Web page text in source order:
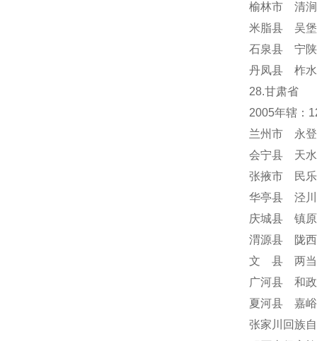
榆林市 清
米脂县 吴
石泉县 宁
丹凤县 柞
28.甘肃省
2005年辖：
兰州市 永
会宁县 天
张掖市 民
华亭县 泾
庆城县 镇
渭源县 陇
文 县 两
广河县 和
夏河县 嘉
张家川回族